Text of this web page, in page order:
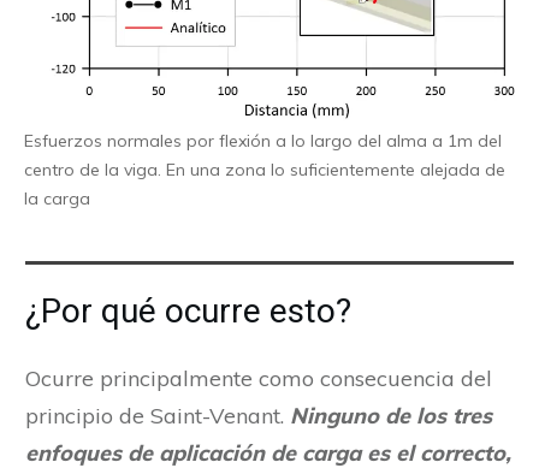
Esfuerzos normales por flexión a lo largo del alma a 1m del
centro de la viga. En una zona lo suficientemente alejada de
la carga
¿Por qué ocurre esto?
Ocurre principalmente como consecuencia del
principio de Saint-Venant. Ninguno de los tres
enfoques de aplicación de carga es el correcto,